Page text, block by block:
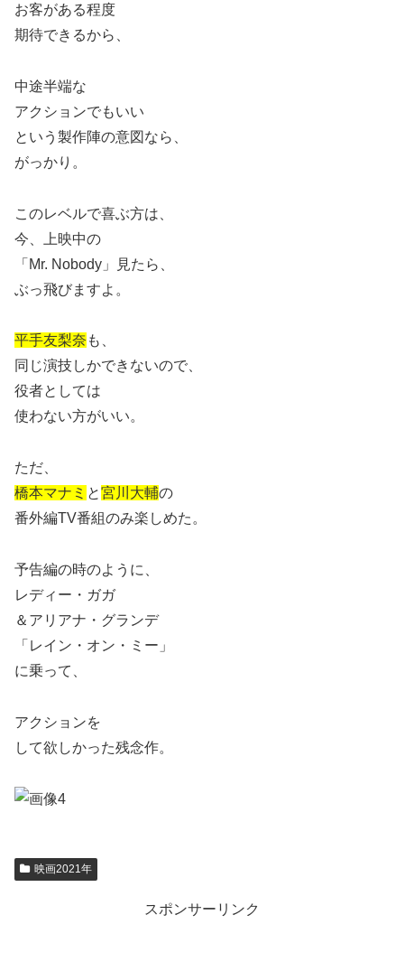
お客がある程度
期待できるから、
中途半端な
アクションでもいい
という製作陣の意図なら、
がっかり。
このレベルで喜ぶ方は、
今、上映中の
「Mr. Nobody」見たら、
ぶっ飛びますよ。
平手友梨奈 も、
同じ演技しかできないので、
役者としては
使わない方がいい。
ただ、
橋本マナミ と宮川大輔の
番外編TV番組のみ楽しめた。
予告編の時のように、
レディー・ガガ
＆アリアナ・​グランデ
「レイン・オン・ミー」
に乗って、
アクションを
して欲しかった残念作。
映画2021年
スポンサーリンク